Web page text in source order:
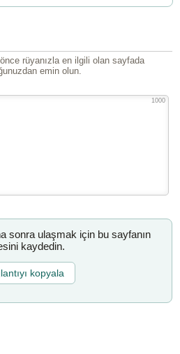
rüyanızla en ilgili olan sayfada
emin olun.
1000
sonra ulaşmak için bu sayfanın
kaydedin.
kopyala